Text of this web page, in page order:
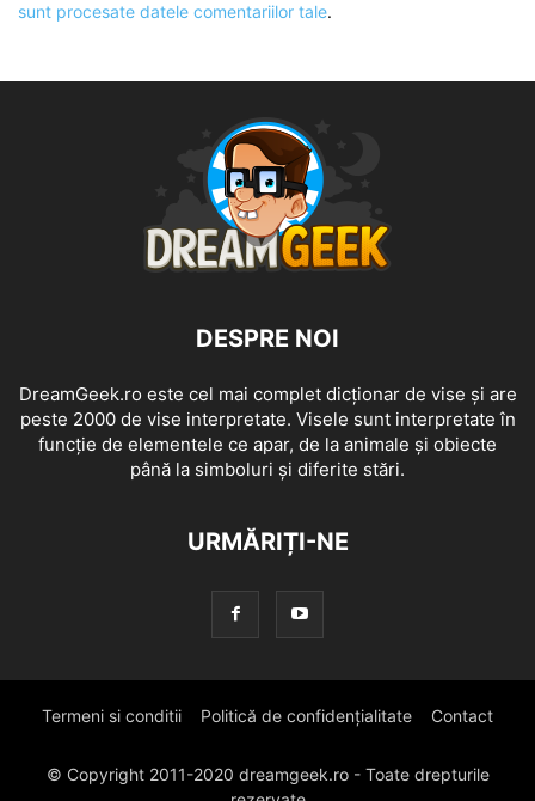
sunt procesate datele comentariilor tale.
DESPRE NOI
DreamGeek.ro este cel mai complet dicționar de vise și are
peste 2000 de vise interpretate. Visele sunt interpretate în
funcție de elementele ce apar, de la animale și obiecte
până la simboluri și diferite stări.
URMĂRIȚI-NE
Termeni si conditii Politică de confidențialitate Contact
© Copyright 2011-2020 dreamgeek.ro - Toate drepturile